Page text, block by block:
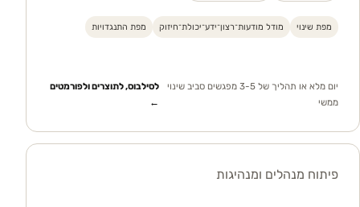
מפת שינוי מודל מודעות־רצון־ידע־יכולת־חיזוק מפת התנגדויות
יום מלא או תהליך של 3-5 מפגשים סביב שינוי
ממשי
לסילבוס, לתוצרים ולפורמטים
←
פיתוח מנהלים ומנהיגות